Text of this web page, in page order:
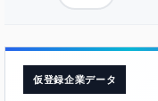
仮登録企業データ